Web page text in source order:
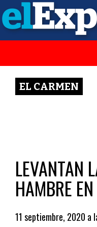
EL CARMEN
LEVANTAN
HAMBRE
11 septiembre, 2020 a